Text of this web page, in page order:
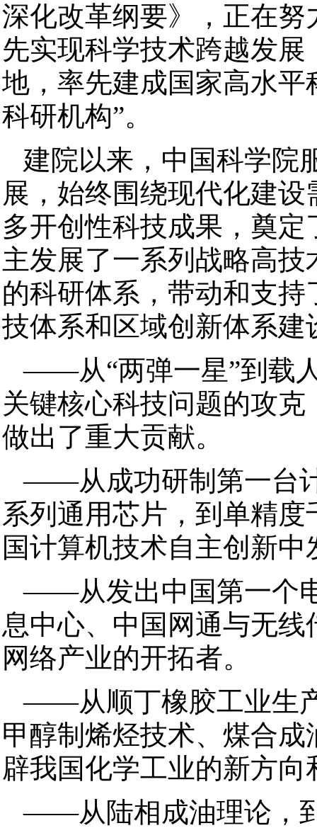
深化改革纲要》，正在努
先实现科学技术跨越发
地，率先建成国家高水
科研机构”。
建院以来，中国科学院
展，始终围绕现代化建
多开创性科技成果，奠
主发展了一系列战略高
的科研体系，带动和支
技体系和区域创新体系建
——从“两弹一星”到载
关键核心科技问题的攻
做出了重大贡献。
——从成功研制第一台
系列通用芯片，到单精
国计算机技术自主创新
——从发出中国第一个
息中心、中国网通与无
网络产业的开拓者。
——从顺丁橡胶工业生
甲醇制烯烃技术、煤合
辟我国化学工业的新方向
——从陆相成油理论，